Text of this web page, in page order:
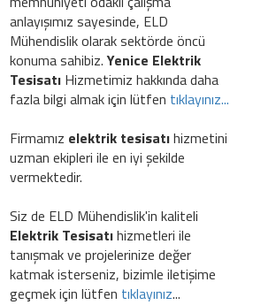
anlayışımız sayesinde, ELD
Mühendislik olarak sektörde öncü
konuma sahibiz.Yenice Elektrik
TesisatıHizmetimiz hakkında daha
fazla bilgi almak için lütfen tıklayınız...
Firmamız elektrik tesisatıhizmetini
uzman ekipleri ile en iyi şekilde
vermektedir.
Siz de ELD Mühendislik'in kaliteli
Elektrik Tesisatıhizmetleri ile
tanışmak ve projelerinize değer
katmak isterseniz, bizimle iletişime
geçmek için lütfen tıklayınız...